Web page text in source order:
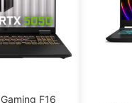
F16